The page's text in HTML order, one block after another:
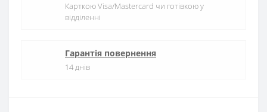
Карткою Visa/Mastercard чи готівкою у
відділенні
Гарантія повернення
14 днів